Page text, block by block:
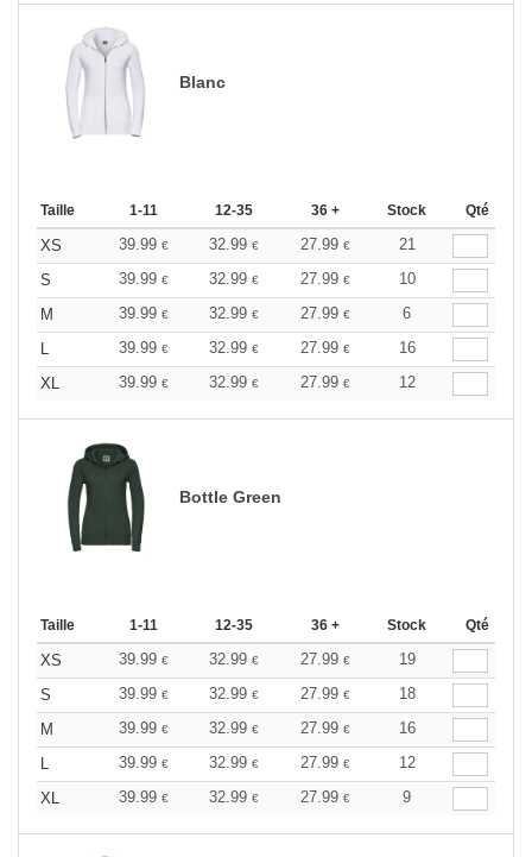
Blanc
Taille 1-11 12-35 36 + Stock Qté
XS 39.99 € 32.99 € 27.99 €
21
S
39.99 € 32.99 € 27.99 €
10
M
39.99 € 32.99 € 27.99 €
6
L
39.99 € 32.99 € 27.99 €
16
XL
39.99 € 32.99 € 27.99 € 12
Bottle Green
Taille 1-11 12-35 36 + Stock Qté
XS 39.99 € 32.99 € 27.99 €
19
S
39.99 € 32.99 € 27.99 €
18
M
39.99 € 32.99 € 27.99 €
16
L
39.99 € 32.99 € 27.99 €
12
XL
39.99 € 32.99 € 27.99 € 9